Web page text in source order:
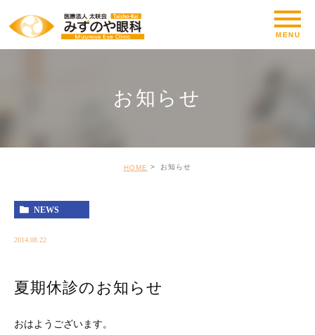
お知らせ
HOME お知らせ
NEWS
2014.08.22
夏期休診のお知らせ
おはようございます。